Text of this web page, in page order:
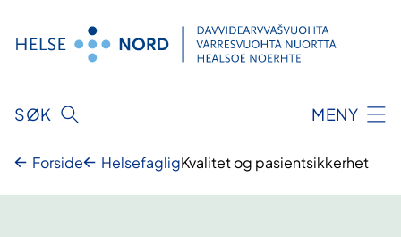
innhold
SØK MENY
Forside HelsefagligKvalitet og pasientsikkerhet